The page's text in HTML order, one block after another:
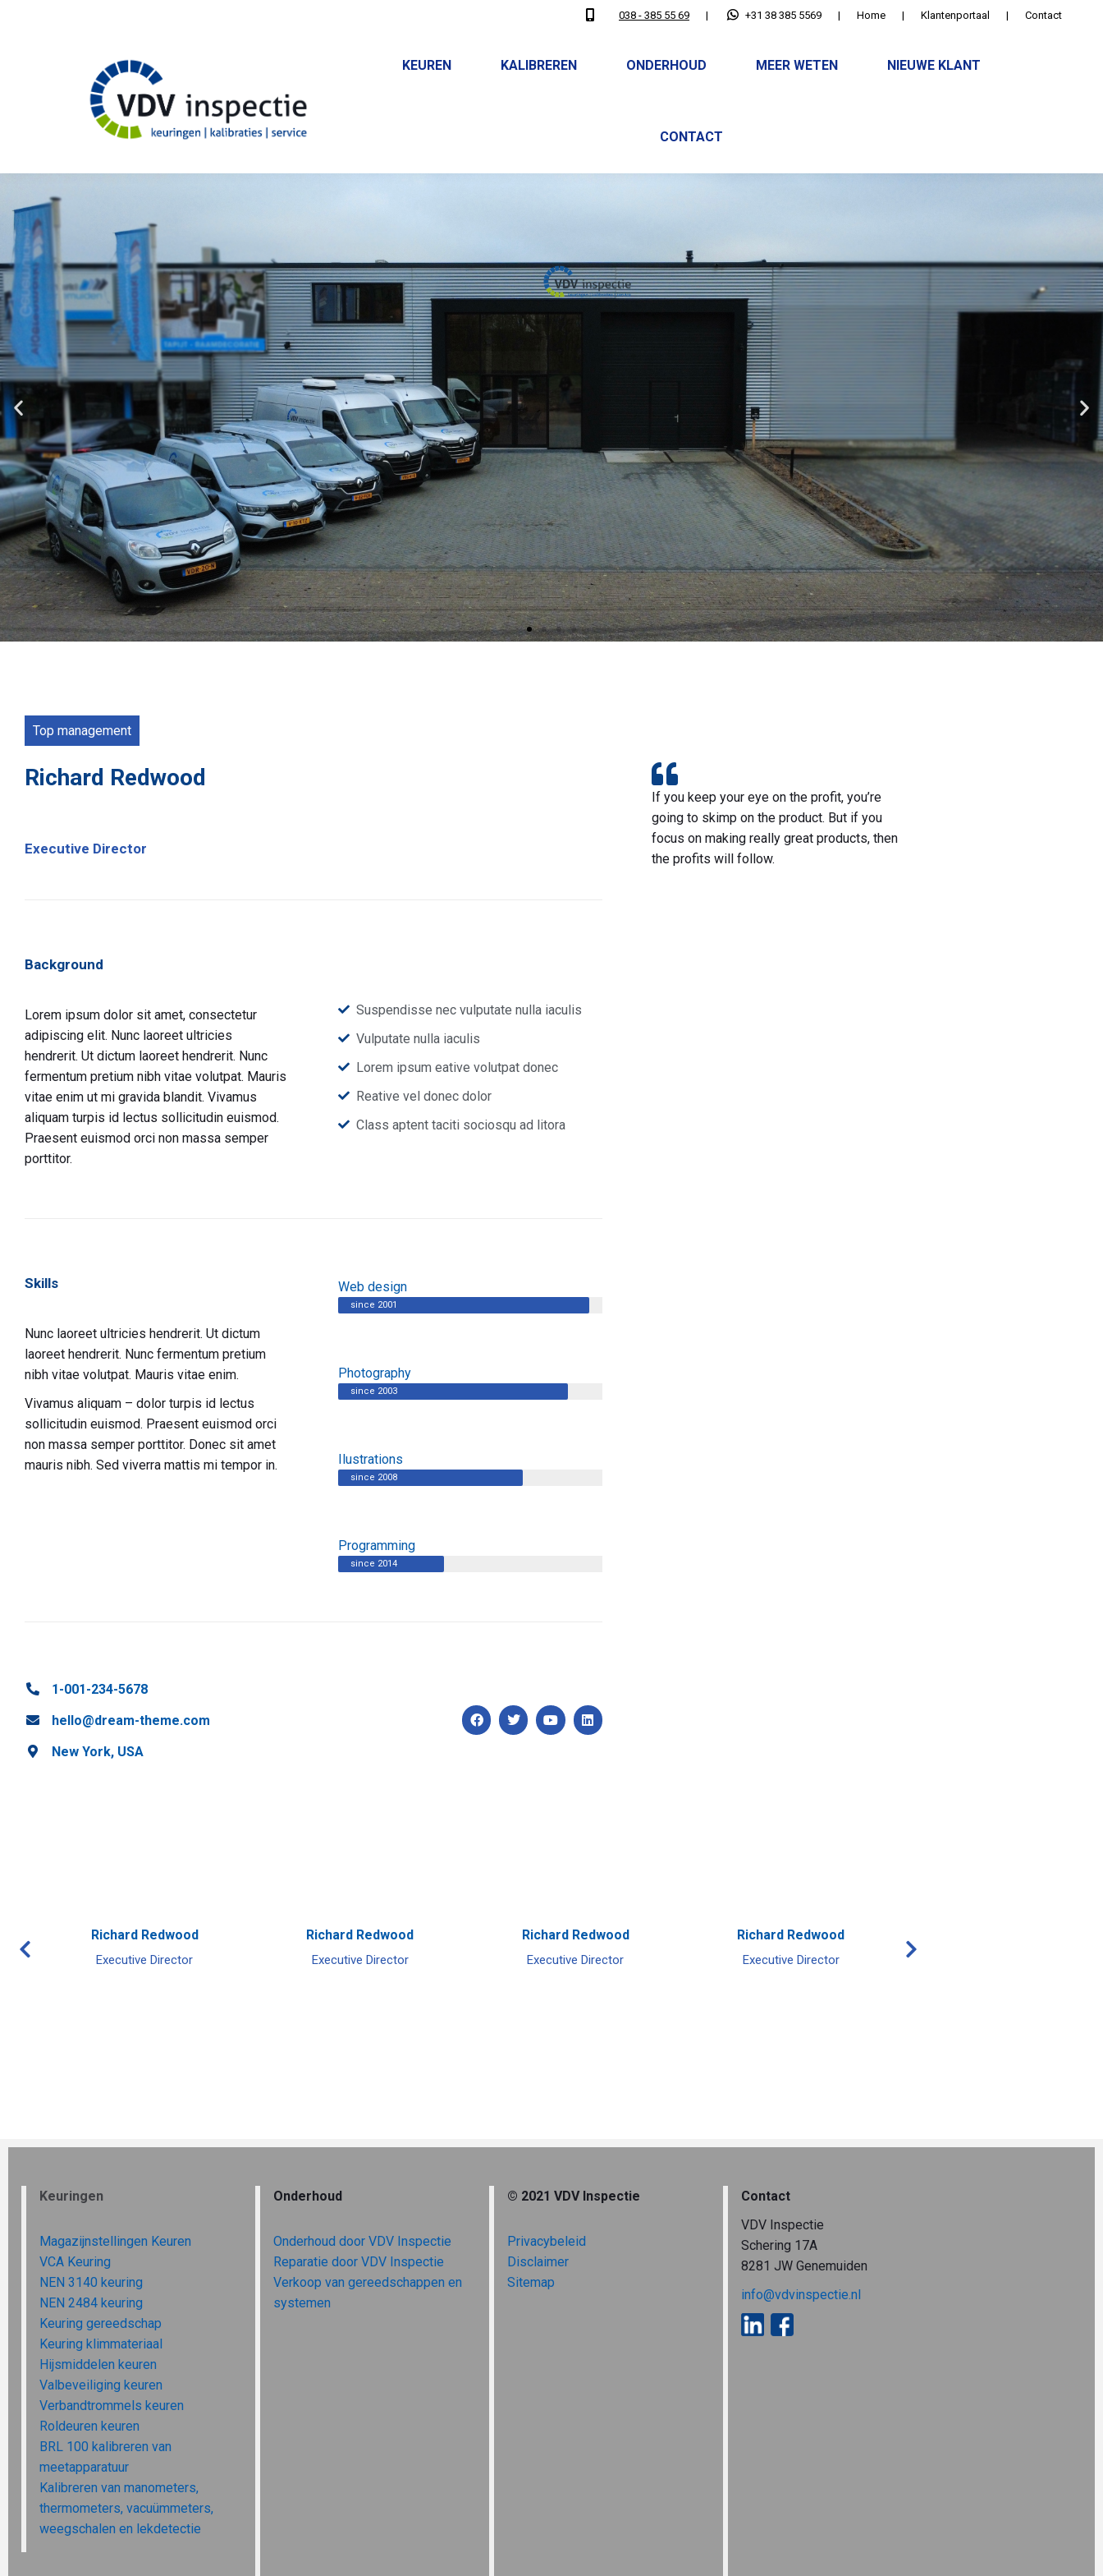
038 - 385 55 69 | +31 38 385 5569 | Home | Klantenportaal | Contact
KEUREN KALIBREREN ONDERHOUD MEER WETEN NIEUWE KLANT
CONTACT
Top management
Richard Redwood
Executive Director
Background
Lorem ipsum dolor sit amet, consectetur
adipiscing elit. Nunc laoreet ultricies
hendrerit. Ut dictum laoreet hendrerit. Nunc
fermentum pretium nibh vitae volutpat. Mauris
vitae enim ut mi gravida blandit. Vivamus
aliquam turpis id lectus sollicitudin euismod.
Praesent euismod orci non massa semper
porttitor.
Suspendisse nec vulputate nulla iaculis
Vulputate nulla iaculis
Lorem ipsum eative volutpat donec
Reative vel donec dolor
Class aptent taciti sociosqu ad litora
Skills
Nunc laoreet ultricies hendrerit. Ut dictum
laoreet hendrerit. Nunc fermentum pretium
nibh vitae volutpat. Mauris vitae enim.
Vivamus aliquam – dolor turpis id lectus
sollicitudin euismod. Praesent euismod orci
non massa semper porttitor. Donec sit amet
mauris nibh. Sed viverra mattis mi tempor in.
Web design
since 2001
Photography
since 2003
Ilustrations
since 2008
Programming
since 2014
1-001-234-5678
hello@dream-theme.com
New York, USA
If you keep your eye on the profit, you’re
going to skimp on the product. But if you
focus on making really great products, then
the profits will follow.
Richard Redwood
Executive Director
Richard Redwood
Executive Director
Richard Redwood
Executive Director
Richard Redwood
Executive Director
Keuringen
Magazijnstellingen Keuren
VCA Keuring
NEN 3140 keuring
NEN 2484 keuring
Keuring gereedschap
Keuring klimmateriaal
Hijsmiddelen keuren
Valbeveiliging keuren
Verbandtrommels keuren
Roldeuren keuren
BRL 100 kalibreren van
meetapparatuur
Kalibreren van manometers,
thermometers, vacuümmeters,
weegschalen en lekdetectie
Onderhoud
Onderhoud door VDV Inspectie
Reparatie door VDV Inspectie
Verkoop van gereedschappen en
systemen
© 2021 VDV Inspectie
Privacybeleid
Disclaimer
Sitemap
Contact
VDV Inspectie
Schering 17A
8281 JW Genemuiden
info@vdvinspectie.nl